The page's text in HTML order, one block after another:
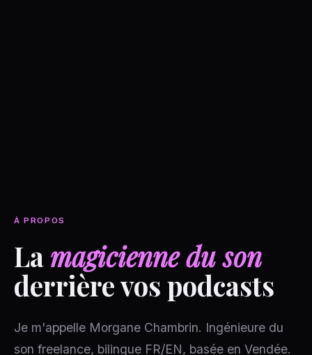
À PROPOS
Lamagicienne du son
derrière vos podcasts
Je m'appelle Morgane Chambrin. Ingénieure du
son freelance, bilingue FR/EN, basée en Vendée.